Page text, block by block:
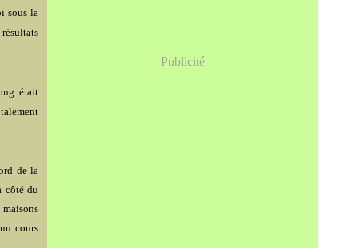
sous la
était
de la
côté du
cours
Publicité